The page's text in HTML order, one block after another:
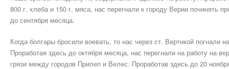
800 г. хлеба и 150 г. мяса, нас перегнали к городу Верии починять
до сентября месяца.
Когда болгары бросили воевать, то нас через ст. Вертикой погнали
Проработая здесь до октября месяца, нас перегнали на работу на
грязи между городов Прилеп и Велес. Проработав здесь до 20